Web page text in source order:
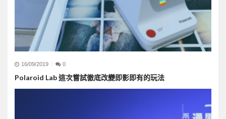
16/09/2019 0
Polaroid Lab 這次嘗試徹底改變即影即有的玩法